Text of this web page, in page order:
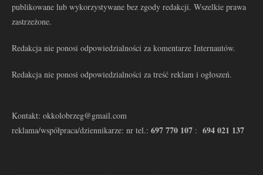
publikowane lub wykorzystywane bez zgody redakcji. Wszelkie prawa
zastrzeżone.
Redakcja nie ponosi odpowiedzialności za komentarze Internautów.
Redakcja nie ponosi odpowiedzialności za treść reklam i ogłoszeń.
Kontakt: okkolobrzeg@gmail.com
reklama/współpraca/dziennikarze: nr tel.: 697 770 107 : 694 021 137